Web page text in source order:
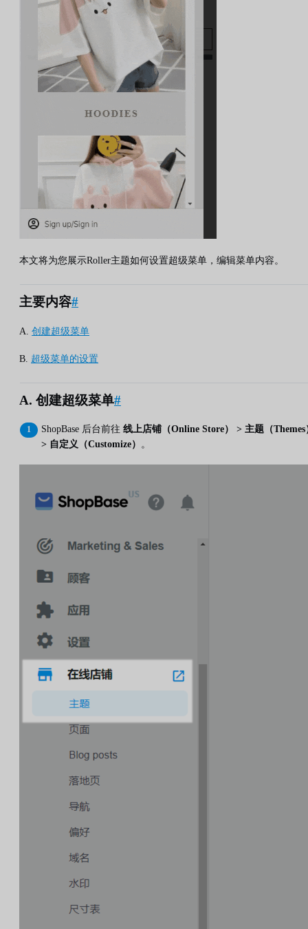
本文将为您展示Roller主题如何设置超级菜单，编辑菜单内容。
主要内容#
A. 创建超级菜单
B. 超级菜单的设置
A. 创建超级菜单#
ShopBase 后台前往 线上店铺（Online Store） > 主题（Themes
> 自定义（Customize） 。